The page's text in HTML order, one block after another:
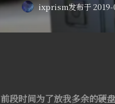
ixprism发布于
前段时间为了放我多余的硬